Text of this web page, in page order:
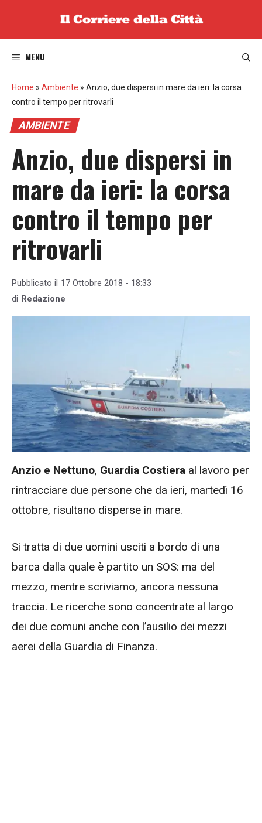
MENU
Home » Ambiente » Anzio, due dispersi in mare da ieri: la corsa
contro il tempo per ritrovarli
AMBIENTE
Anzio, due dispersi in
mare da ieri: la corsa
contro il tempo per
ritrovarli
Pubblicato il 17 Ottobre 2018 - 18:33
di Redazione
Anzio e Nettuno, Guardia Costiera al lavoro per
rintracciare due persone che da ieri, martedì 16
ottobre, risultano disperse in mare.
Si tratta di due uomini usciti a bordo di una
barca dalla quale è partito un SOS: ma del
mezzo, mentre scriviamo, ancora nessuna
traccia. Le ricerche sono concentrate al largo
dei due comuni anche con l’ausilio dei mezzi
aerei della Guardia di Finanza.